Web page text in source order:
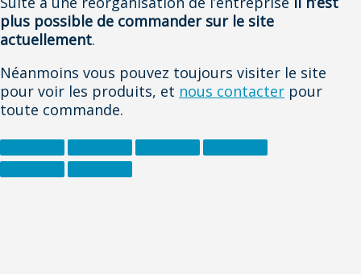
plus possible de commander sur le site
actuellement.
Néanmoins vous pouvez toujours visiter le site
pour voir les produits, et nous contacter pour
toute commande.